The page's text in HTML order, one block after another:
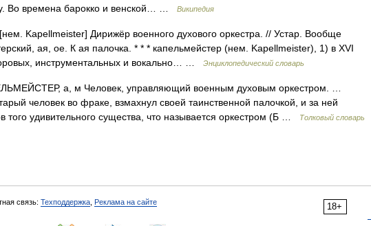
Во времена барокко и венской… …
Википедия
Kapellmeister] Дирижёр военного духового оркестра. // Устар. Вообще
ая, ое. К ая палочка. * * * капельмейстер (нем. Kapellmeister), 1) в XVI
инструментальных и вокально… …
Энциклопедический словарь
а, м Человек, управляющий военным духовым оркестром. …
человек во фраке, взмахнул своей таинственной палочкой, и за ней
того удивительного существа, что называется оркестром (Б …
Толковый словарь
18+
связь: Техподдержка Реклама на сайте